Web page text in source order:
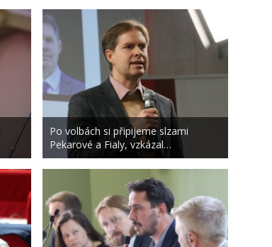
Po volbách si připijeme slzami
Pekarové a Fialy, vzkázal…